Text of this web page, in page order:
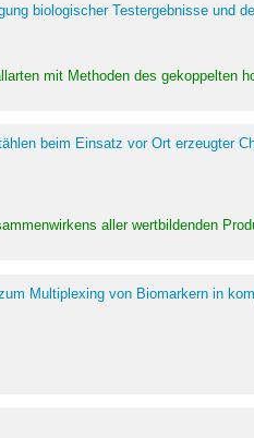
biologischer Testergebnisse und
mit Methoden des gekoppelten
beim Einsatz vor Ort erzeugter
aller wertbildenden
Multiplexing von Biomarkern in